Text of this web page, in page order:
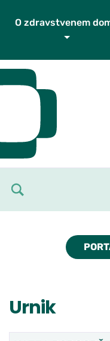
Urnik